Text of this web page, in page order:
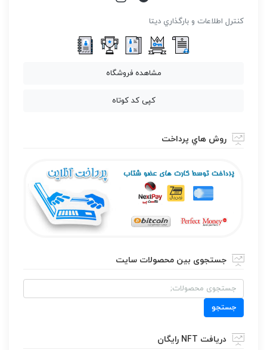
كنترل اطلاعات و بارگذاري ديتا
مشاهده فروشگاه
کپی کد کوتاه
روش هاي پرداخت
جستجوی بین محصولات سایت
جستجو
برای:
جستجو
دریافت NFT رایگان